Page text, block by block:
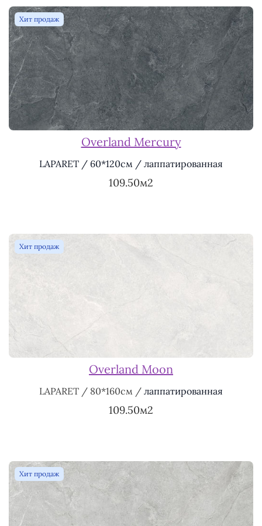
Хит продаж
Overland Mercury
LAPARET / 60*120см / лаппатированная
109.50м2
Хит продаж
Overland Moon
LAPARET / 80*160см / лаппатированная
109.50м2
Хит продаж